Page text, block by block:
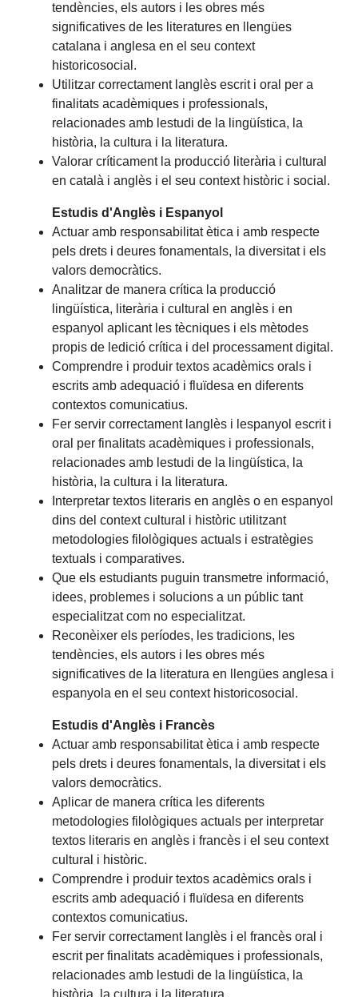
tendències, els autors i les obres més
significatives de les literatures en llengües
catalana i anglesa en el seu context
historicosocial.
Utilitzar correctament langlès escrit i oral per a
finalitats acadèmiques i professionals,
relacionades amb lestudi de la lingüística, la
història, la cultura i la literatura.
Valorar críticament la producció literària i cultural
en català i anglès i el seu context històric i social.
Estudis d'Anglès i Espanyol
Actuar amb responsabilitat ètica i amb respecte
pels drets i deures fonamentals, la diversitat i els
valors democràtics.
Analitzar de manera crítica la producció
lingüística, literària i cultural en anglès i en
espanyol aplicant les tècniques i els mètodes
propis de ledició crítica i del processament digital.
Comprendre i produir textos acadèmics orals i
escrits amb adequació i fluïdesa en diferents
contextos comunicatius.
Fer servir correctament langlès i lespanyol escrit i
oral per finalitats acadèmiques i professionals,
relacionades amb lestudi de la lingüística, la
història, la cultura i la literatura.
Interpretar textos literaris en anglès o en espanyol
dins del context cultural i històric utilitzant
metodologies filològiques actuals i estratègies
textuals i comparatives.
Que els estudiants puguin transmetre informació,
idees, problemes i solucions a un públic tant
especialitzat com no especialitzat.
Reconèixer els períodes, les tradicions, les
tendències, els autors i les obres més
significatives de la literatura en llengües anglesa i
espanyola en el seu context historicosocial.
Estudis d'Anglès i Francès
Actuar amb responsabilitat ètica i amb respecte
pels drets i deures fonamentals, la diversitat i els
valors democràtics.
Aplicar de manera crítica les diferents
metodologies filològiques actuals per interpretar
textos literaris en anglès i francès i el seu context
cultural i històric.
Comprendre i produir textos acadèmics orals i
escrits amb adequació i fluïdesa en diferents
contextos comunicatius.
Fer servir correctament langlès i el francès oral i
escrit per finalitats acadèmiques i professionals,
relacionades amb lestudi de la lingüística, la
història, la cultura i la literatura.